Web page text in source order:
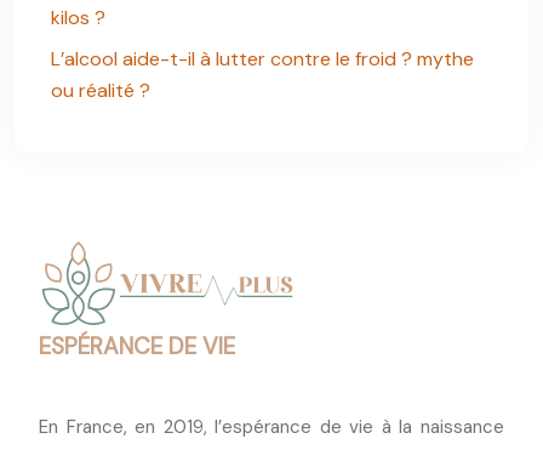
kilos ?
L’alcool aide-t-il à lutter contre le froid ? mythe
ou réalité ?
ESPÉRANCE DE VIE
En France, en 2019, l’espérance de vie à la naissance